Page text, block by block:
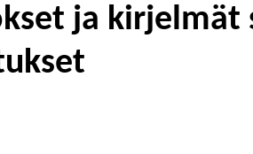
ja kirjelmät